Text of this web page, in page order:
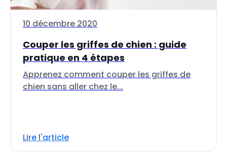
10 décembre 2020
Couper les griffes de chien : guide
pratique en 4 étapes
Apprenez comment couper les griffes de
chien sans aller chez le...
Lire l'article